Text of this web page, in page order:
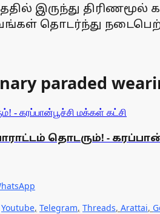
இருந்து
தொடர்ந்து
paraded
தொடரும்! -
Youtube, Telegram, Threads, Arattai,